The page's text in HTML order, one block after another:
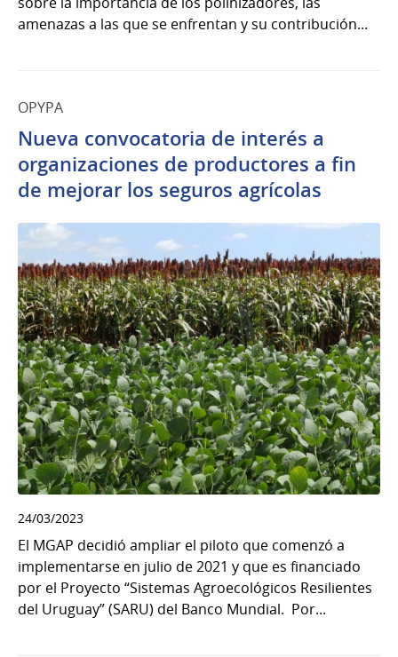
amenazas a las que se enfrentan y su contribución...
OPYPA
Nueva convocatoria de interés a
organizaciones de productores a fin
de mejorar los seguros agrícolas
24/03/2023
El MGAP decidió ampliar el piloto que comenzó a
implementarse en julio de 2021 y que es financiado
por el Proyecto “Sistemas Agroecológicos Resilientes
del Uruguay” (SARU) del Banco Mundial. Por...